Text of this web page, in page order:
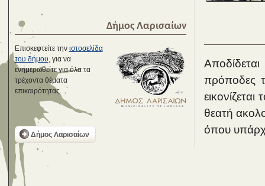
Δήμος Λαρισαίων
Επισκεφτείτε την ιστοσελίδα
του δήμου, για να
ενημερωθείτε για όλα τα
τρέχοντα θέματα
επικαιρότητας.
Δήμος Λαρισαίων
πρόποδες
θεατή
όπου